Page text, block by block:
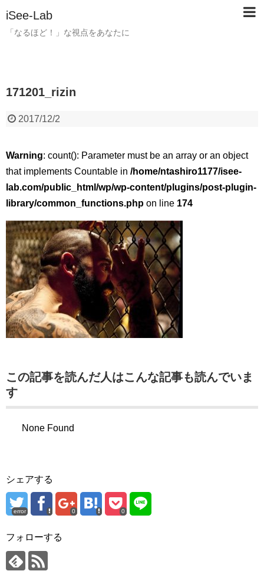
iSee-Lab
「なるほど！」な視点をあなたに
171201_rizin
2017/12/2
Warning: count(): Parameter must be an array or an object
that implements Countable in /home/ntashiro1177/isee-
lab.com/public_html/wp/wp-content/plugins/post-plugin-
library/common_functions.php on line 174
この記事を読んだ人はこんな記事も読んでいま
す
None Found
シェアする
error 0 0
フォローする